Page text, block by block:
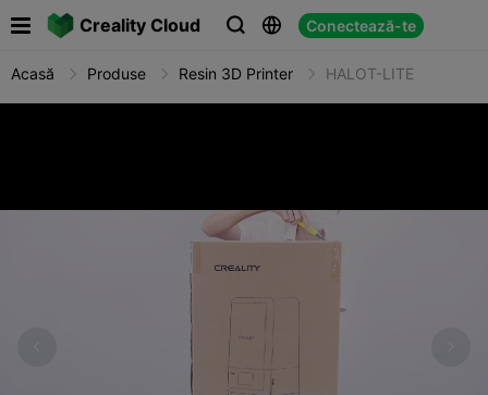
Creality Cloud   Conectează-te

Acasă Produse Resin 3D Printer HALOT-LITE